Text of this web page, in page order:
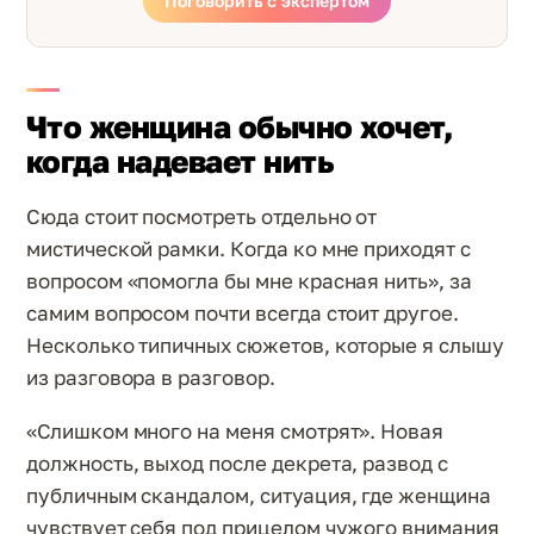
Что женщина обычно хочет,
когда надевает нить
Сюда стоит посмотреть отдельно от
мистической рамки. Когда ко мне приходят с
вопросом «помогла бы мне красная нить», за
самим вопросом почти всегда стоит другое.
Несколько типичных сюжетов, которые я слышу
из разговора в разговор.
«Слишком много на меня смотрят». Новая
должность, выход после декрета, развод с
публичным скандалом, ситуация, где женщина
чувствует себя под прицелом чужого внимания